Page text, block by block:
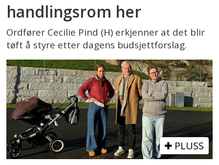
handlingsrom her
Ordfører Cecilie Pind (H) erkjenner at det blir
tøft å styre etter dagens budsjettforslag.
PLUSS